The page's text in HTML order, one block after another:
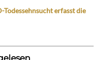
Todessehnsucht erfasst die